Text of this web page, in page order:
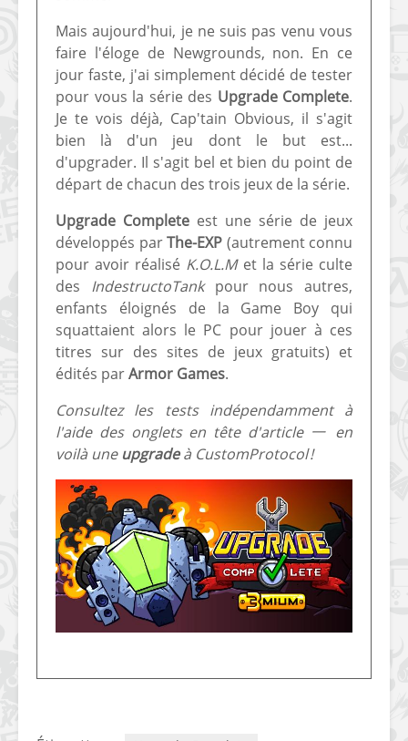
Mais aujourd'hui, je ne suis pas venu vous
faire l'éloge de Newgrounds, non. En ce
jour faste, j'ai simplement décidé de tester
pour vous la série des Upgrade Complete.
Je te vois déjà, Cap'tain Obvious, il s'agit
bien là d'un jeu dont le but est...
d'upgrader. Il s'agit bel et bien du point de
départ de chacun des trois jeux de la série.
Upgrade Complete est une série de jeux
développés parThe-EXP (autrement connu
pour avoir réalisé K.O.L.Met la série culte
des IndestructoTankpour nous autres,
enfants éloignés de la Game Boy qui
squattaient alors le PC pour jouer à ces
titres sur des sites de jeux gratuits) et
édités parArmor Games.
Consultez les tests indépendamment à
l'aide des onglets en tête d'article 一 en
voilà une upgradeà CustomProtocol !
[Vita] Ouverture de
KyûHEN, le nouveau
concours de
homebrews
[PSP] Débricker une
PSP 2000/3000 est
désormais
possible avec Baryon
[PS4] TUTO - Hacker
/ Jailbreaker sa PS4
en 6.72
[PS4] Le point sur le
fameux jailbreak pour
6.72 / 7.02
[Vita] La team CBPS
dévoile dans une
vidéo une flopée de
nouveaux projets
[Switch]
SX Lite
[Switch]
SX Lite :
prévoir
[3DS]
TUTO -
qui fête
Custom